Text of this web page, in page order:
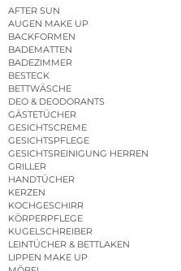
AFTER SUN
AUGEN MAKE UP
BACKFORMEN
BADEMATTEN
BADEZIMMER
BESTECK
BETTWÄSCHE
DEO & DEODORANTS
GÄSTETÜCHER
GESICHTSCREME
GESICHTSPFLEGE
GESICHTSREINIGUNG HERREN
GRILLER
HANDTÜCHER
KERZEN
KOCHGESCHIRR
KÖRPERPFLEGE
KUGELSCHREIBER
LEINTÜCHER & BETTLAKEN
LIPPEN MAKE UP